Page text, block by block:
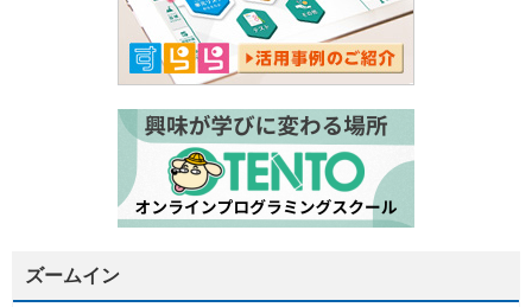
ズームイン